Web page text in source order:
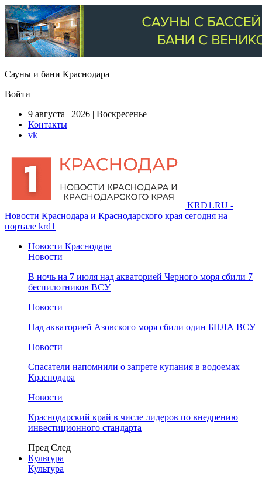
Сауны и бани Краснодара
Войти
9 августа | 2026 | Воскресенье
Контакты
vk
KRD1.RU -
Новости Краснодара и Краснодарского края сегодня на
портале krd1
Новости Краснодара
Новости
В ночь на 7 июля над акваторией Черного моря сбили 7
беспилотников ВСУ
Новости
Над акваторией Азовского моря сбили один БПЛА ВСУ
Новости
Спасатели напомнили о запрете купания в водоемах
Краснодара
Новости
Краснодарский край в числе лидеров по внедрению
инвестиционного стандарта
Пред След
Культура
Культура